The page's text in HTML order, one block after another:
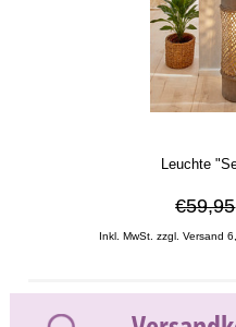
Leuchte
€59,95
Inkl. MwSt. zzgl. Versand